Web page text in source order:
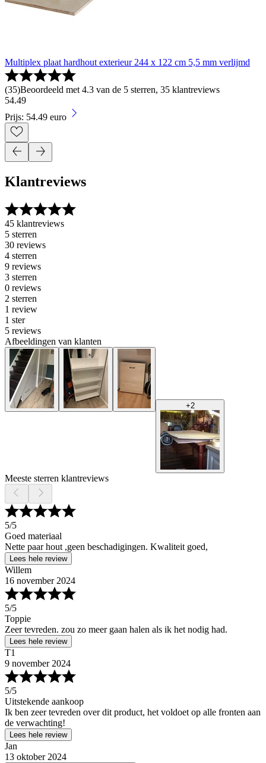
Multiplex plaat hardhout exterieur 244 x 122 cm 5,5 mm verlijmd
(35)Beoordeeld met 4.3 van de 5 sterren, 35 klantreviews
54.49
Prijs: 54.49 euro
Klantreviews
45 klantreviews
5 sterren
30 reviews
4 sterren
9 reviews
3 sterren
0 reviews
2 sterren
1 review
1 ster
5 reviews
Afbeeldingen van klanten
+2
Meeste sterren klantreviews
5/5
Goed materiaal
Nette paar hout ,geen beschadigingen. Kwaliteit goed,
Lees hele review
Willem
16 november 2024
5/5
Toppie
Zeer tevreden. zou zo meer gaan halen als ik het nodig had.
Lees hele review
T1
9 november 2024
5/5
Uitstekende aankoop
Ik ben zeer tevreden over dit product, het voldoet op alle fronten aan
de verwachting!
Lees hele review
Jan
13 oktober 2024